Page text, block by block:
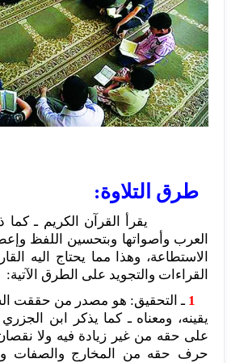
طرق التلاوة:
يقرأ القرآن الكريم ـ كما
العرب وأصواتها وبتحسين اللفظ
الاستطاعة، وهذا مما يحتاج اليه
القراءات والتجويد على الطرق الآتية:
ـ التحقيق: هو مصدر من حققت
يقينه، ومعناه ـ كما يذكر ابن
على حقه من غير زيادة فيه ولا
حرف حقه من المخارج والصفات